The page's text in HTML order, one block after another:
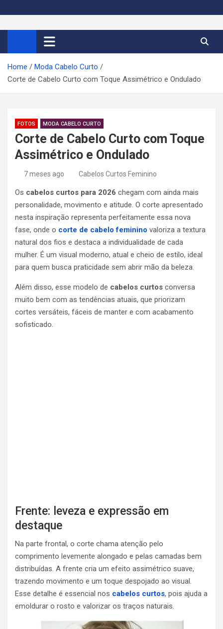
i
t
o
Cortes de Cabelo Curto
Feminino 2026
Moda e tendências dos cabelos curtos femininos 2026
Home
Moda Cabelo Curto
Corte de Cabelo Curto com Toque Assimétrico e Ondulado
FOTOS MODA CABELO CURTO
Corte de Cabelo Curto com Toque
Assimétrico e Ondulado
7 meses ago Cabelos Curtos Feminino
Os cabelos curtos para 2026 chegam com ainda mais
personalidade, movimento e atitude. O corte apresentado
nesta inspiração representa perfeitamente essa nova
fase, onde o corte de cabelo feminino valoriza a textura
natural dos fios e destaca a individualidade de cada
mulher. É um visual moderno, atual e cheio de estilo, ideal
para quem busca praticidade sem abrir mão da beleza.
Além disso, esse modelo de cabelos curtos conversa
muito bem com as tendências atuais, que priorizam
cortes versáteis, fáceis de manter e com acabamento
sofisticado.
Frente: leveza e expressão em
destaque
Na parte frontal, o corte chama atenção pelo
comprimento levemente alongado e pelas camadas bem
distribuídas. A frente cria um efeito assimétrico suave,
trazendo movimento e um toque despojado ao visual.
Esse detalhe é essencial nos cabelos curtos, pois ajuda a
emoldurar o rosto e valorizar os traços naturais.